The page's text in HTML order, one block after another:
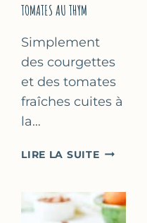
TOMATES AU THYM
Simplement
des courgettes
et des tomates
fraîches cuites à
la…
LIRE LA SUITEPOÊLÉE
&
TOMATES